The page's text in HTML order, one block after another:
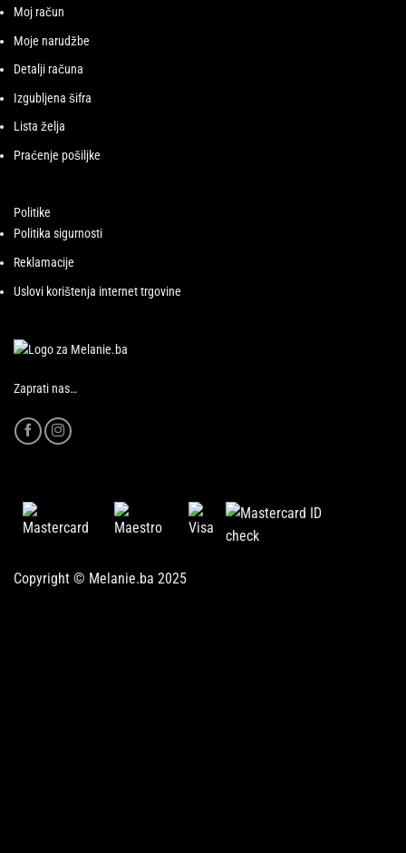
Moj račun
Moje narudžbe
Detalji računa
Izgubljena šifra
Lista želja
Praćenje pošiljke
Politike
Politika sigurnosti
Reklamacije
Uslovi korištenja internet trgovine
Zaprati nas…
Copyright © Melanie.ba 2025